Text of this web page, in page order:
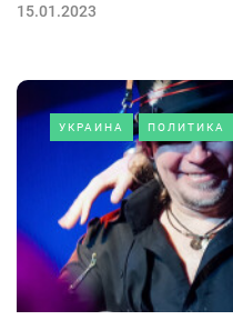
15.01.2023
УКРАИНА ПОЛИТИКА